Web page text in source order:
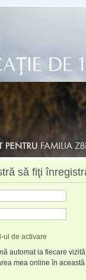
să fiţi
ul de activare
automat la fiecare vizită
mea online în